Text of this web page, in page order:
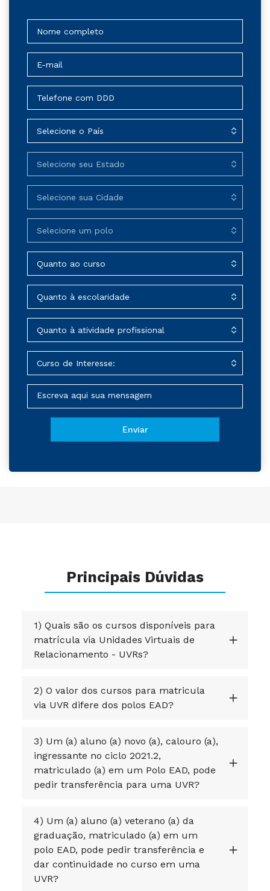
Principais Dúvidas
1) Quais são os cursos disponíveis para
matrícula via Unidades Virtuais de
Relacionamento - UVRs?
2) O valor dos cursos para matricula
via UVR difere dos polos EAD?
3) Um (a) aluno (a) novo (a), calouro (a),
ingressante no ciclo 2021.2,
matriculado (a) em um Polo EAD, pode
pedir transferência para uma UVR?
4) Um (a) aluno (a) veterano (a) da
graduação, matriculado (a) em um
polo EAD, pode pedir transferência e
dar continuidade no curso em uma
UVR?